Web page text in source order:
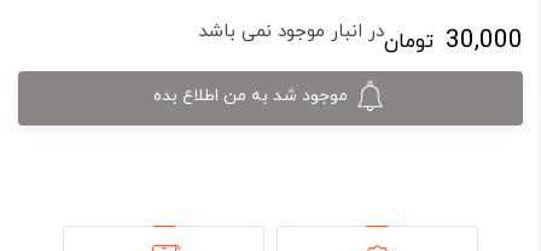
30,000 توماندر انبار موجود نمی باشد
موجود شد به من اطلاع بده